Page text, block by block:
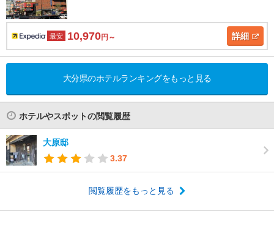
最安 10,970円～ 詳細
大分県のホテルランキングをもっと見る
ホテルやスポットの閲覧履歴
大原邸
3.37
閲覧履歴をもっと見る